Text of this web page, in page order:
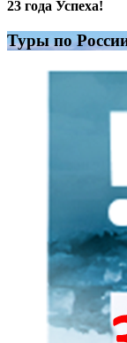
23 года Успеха!
Туры по